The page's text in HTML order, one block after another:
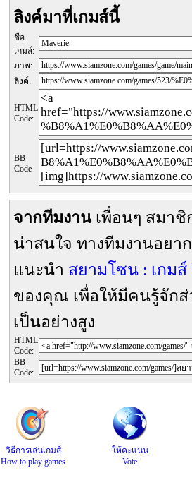
ลิงค์มาที่เกมส์นี้
ชื่อ
เกมส์:
ภาพ:
ลิงค์:
HTML
Code:
BB
Code
จากทีมงานเพื่อนๆ สมาชิ
น่าสนใจ ทางทีมงานอยา
แนะนำ สยามโซน : เกมส์
ของคุณ เพื่อให้มีคนรู้จัก
เป็นอย่างสูง
HTML
Code:
BB
Code:
วิธีการเล่นเกมส์
How to play games
ให้คะแนน
Vote